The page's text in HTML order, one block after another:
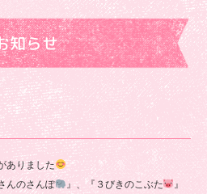
育
園
知らせ
ありました
んのさんぽ
』、『３びきのこぶた
』